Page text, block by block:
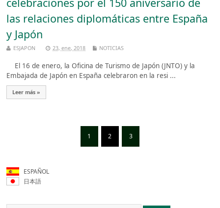
las relaciones diplomáticas entre España
y Japón
ESJAPON 23, ene, 2018 NOTICIAS
El 16 de enero, la Oficina de Turismo de Japón (JNTO) y la
Embajada de Japón en España celebraron en la resi ...
Leer más »
1 2 3
ESPAÑOL
日本語